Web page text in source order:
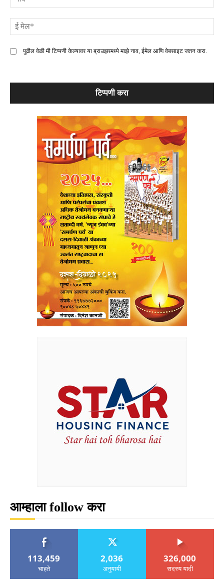
पुढील वेळी मी टिप्पणी केल्यावर या ब्राउझरमध्ये माझे नाव, ईमेल आणि वेबसाइट जतन करा.
आम्हाला follow करा
113,459
चाहते
2,036
अनुयायी
326,000
सदस्य यादी